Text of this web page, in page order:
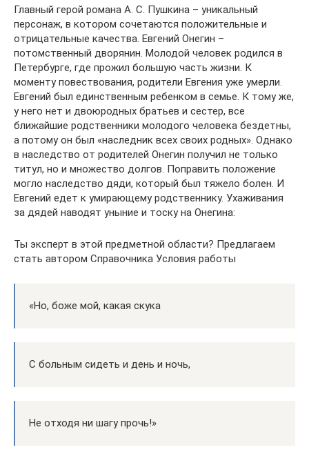
Главный герой романа А. С. Пушкина – уникальный
персонаж, в котором сочетаются положительные и
отрицательные качества. Евгений Онегин –
потомственный дворянин. Молодой человек родился в
Петербурге, где прожил большую часть жизни. К
моменту повествования, родители Евгения уже умерли.
Евгений был единственным ребенком в семье. К тому же,
у него нет и двоюродных братьев и сестер, все
ближайшие родственники молодого человека бездетны,
а потому он был «наследник всех своих родных». Однако
в наследство от родителей Онегин получил не только
титул, но и множество долгов. Поправить положение
могло наследство дяди, который был тяжело болен. И
Евгений едет к умирающему родственнику. Ухаживания
за дядей наводят уныние и тоску на Онегина:
Ты эксперт в этой предметной области? Предлагаем
стать автором Справочника Условия работы
«Но, боже мой, какая скука
С больным сидеть и день и ночь,
Не отходя ни шагу прочь!»